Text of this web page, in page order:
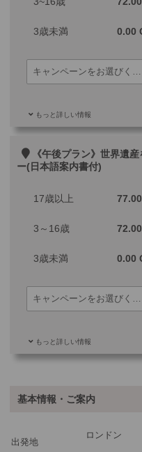
3歳未満 0.00
もっと詳しい情報
その他《午後プラン》世界遺
ー(日本語案内書付)
17歳以上
3～16歳
3歳未満 0.00
もっと詳しい情報
ツアーコード
基本情報・ご案内
出発地
ロンドン